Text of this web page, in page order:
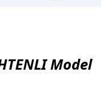
Model